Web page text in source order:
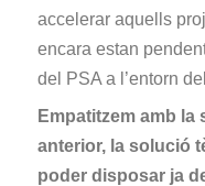
accelerar aquells
encara estan
del PSA a l’entorn
Empatitzem amb la
anterior, la solució
poder disposar ja